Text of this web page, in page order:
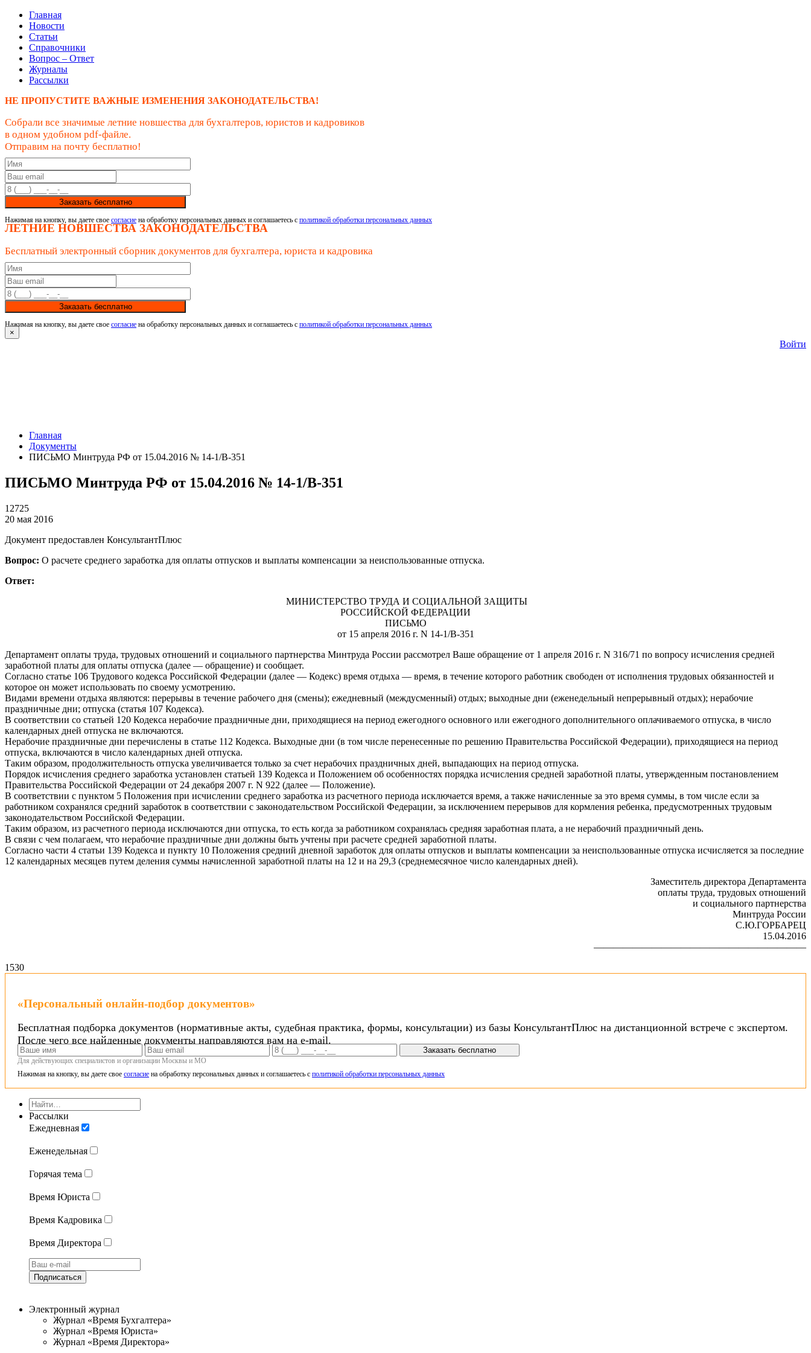
Главная
Новости
Статьи
Справочники
Вопрос – Ответ
Журналы
Рассылки
НЕ ПРОПУСТИТЕ ВАЖНЫЕ ИЗМЕНЕНИЯ ЗАКОНОДАТЕЛЬСТВА!
Собрали все значимые летние новшества для бухгалтеров, юристов и кадровиков
в одном удобном pdf-файле.
Отправим на почту бесплатно!
Заказать бесплатно
Нажимая на кнопку, вы даете свое согласие на обработку персональных данных и соглашаетесь с политикой обработки персональных данных
ЛЕТНИЕ НОВШЕСТВА ЗАКОНОДАТЕЛЬСТВА
Бесплатный электронный сборник документов для бухгалтера, юриста и кадровика
Заказать бесплатно
Нажимая на кнопку, вы даете свое согласие на обработку персональных данных и соглашаетесь с политикой обработки персональных данных
×
Войти
Главная
Документы
ПИСЬМО Минтруда РФ от 15.04.2016 № 14-1/В-351
ПИСЬМО Минтруда РФ от 15.04.2016 № 14-1/В-351
12725
20 мая 2016
Документ предоставлен КонсультантПлюс
Вопрос: О расчете среднего заработка для оплаты отпусков и выплаты компенсации за неиспользованные отпуска.
Ответ:
МИНИСТЕРСТВО ТРУДА И СОЦИАЛЬНОЙ ЗАЩИТЫ
РОССИЙСКОЙ ФЕДЕРАЦИИ
ПИСЬМО
от 15 апреля 2016 г. N 14-1/В-351
Департамент оплаты труда, трудовых отношений и социального партнерства Минтруда России рассмотрел Ваше обращение от 1 апреля 2016 г. N 316/71 по вопросу исчисления средней
заработной платы для оплаты отпуска (далее — обращение) и сообщает.
Согласно статье 106 Трудового кодекса Российской Федерации (далее — Кодекс) время отдыха — время, в течение которого работник свободен от исполнения трудовых обязанностей и
которое он может использовать по своему усмотрению.
Видами времени отдыха являются: перерывы в течение рабочего дня (смены); ежедневный (междусменный) отдых; выходные дни (еженедельный непрерывный отдых); нерабочие
праздничные дни; отпуска (статья 107 Кодекса).
В соответствии со статьей 120 Кодекса нерабочие праздничные дни, приходящиеся на период ежегодного основного или ежегодного дополнительного оплачиваемого отпуска, в число
календарных дней отпуска не включаются.
Нерабочие праздничные дни перечислены в статье 112 Кодекса. Выходные дни (в том числе перенесенные по решению Правительства Российской Федерации), приходящиеся на период
отпуска, включаются в число календарных дней отпуска.
Таким образом, продолжительность отпуска увеличивается только за счет нерабочих праздничных дней, выпадающих на период отпуска.
Порядок исчисления среднего заработка установлен статьей 139 Кодекса и Положением об особенностях порядка исчисления средней заработной платы, утвержденным постановлением
Правительства Российской Федерации от 24 декабря 2007 г. N 922 (далее — Положение).
В соответствии с пунктом 5 Положения при исчислении среднего заработка из расчетного периода исключается время, а также начисленные за это время суммы, в том числе если за
работником сохранялся средний заработок в соответствии с законодательством Российской Федерации, за исключением перерывов для кормления ребенка, предусмотренных трудовым
законодательством Российской Федерации.
Таким образом, из расчетного периода исключаются дни отпуска, то есть когда за работником сохранялась средняя заработная плата, а не нерабочий праздничный день.
В связи с чем полагаем, что нерабочие праздничные дни должны быть учтены при расчете средней заработной платы.
Согласно части 4 статьи 139 Кодекса и пункту 10 Положения средний дневной заработок для оплаты отпусков и выплаты компенсации за неиспользованные отпуска исчисляется за последние
12 календарных месяцев путем деления суммы начисленной заработной платы на 12 и на 29,3 (среднемесячное число календарных дней).
Заместитель директора Департамента
оплаты труда, трудовых отношений
и социального партнерства
Минтруда России
С.Ю.ГОРБАРЕЦ
15.04.2016
——————————————————————
1530
«Персональный онлайн-подбор документов»
Бесплатная подборка документов (нормативные акты, судебная практика, формы, консультации) из базы КонсультантПлюс на дистанционной встрече с экспертом.
После чего все найденные документы направляются вам на e-mail.
Заказать бесплатно
Для действующих специалистов и организации Москвы и МО
Нажимая на кнопку, вы даете свое согласие на обработку персональных данных и соглашаетесь с политикой обработки персональных данных
Рассылки
Ежедневная
Еженедельная
Горячая тема
Время Юриста
Время Кадровика
Время Директора
Подписаться
Электронный журнал
Журнал «Время Бухгалтера»
Журнал «Время Юриста»
Журнал «Время Директора»